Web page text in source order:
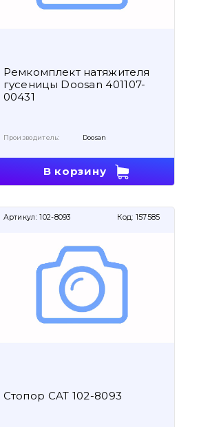
Ремкомплект натяжителя
гусеницы Doosan 401107-
00431
Производитель: Doosan
В корзину
Артикул: 102-8093 Код: 157585
Стопор CAT 102-8093